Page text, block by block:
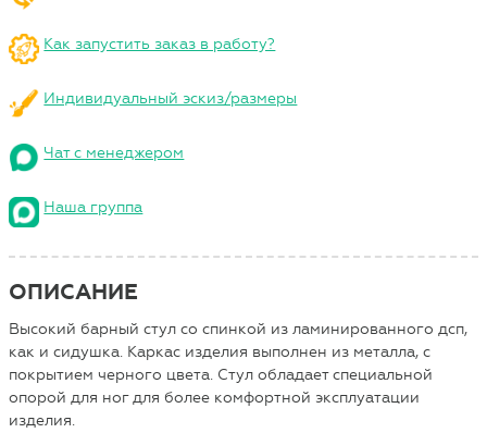
Как запустить заказ в работу?
Индивидуальный эскиз/размеры
Чат с менеджером
Наша группа
ОПИСАНИЕ
Высокий барный стул со спинкой из ламинированного дсп,
как и сидушка. Каркас изделия выполнен из металла, с
покрытием черного цвета. Стул обладает специальной
опорой для ног для более комфортной эксплуатации
изделия.